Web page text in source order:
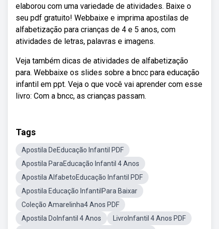
elaborou com uma variedade de atividades. Baixe o
seu pdf gratuito! Webbaixe e imprima apostilas de
alfabetização para crianças de 4 e 5 anos, com
atividades de letras, palavras e imagens.
Veja também dicas de atividades de alfabetização
para. Webbaixe os slides sobre a bncc para educação
infantil em ppt. Veja o que você vai aprender com esse
livro: Com a bncc, as crianças passam.
Tags
Apostila DeEducação Infantil PDF
Apostila ParaEducação Infantil 4 Anos
Apostila AlfabetoEducação Infantil PDF
Apostila Educação InfantilPara Baixar
Coleção Amarelinha4 Anos PDF
Apostila DoInfantil 4 Anos
LivroInfantil 4 Anos PDF